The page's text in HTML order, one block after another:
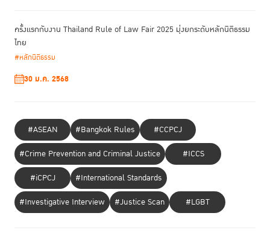
ครั้งแรกกับงาน Thailand Rule of Law Fair 2025 มุ่งยกระดับหลักนิติธรรม
ไทย
#หลักนิติธรรม
30 ม.ค. 2568
#ASEAN #Bangkok Rules
#CCPCJ
#Crime Prevention and Criminal Justice
#ICCS
#iCPCJ
#International Standards
#Investigative Interview
#Justice Scan #LGBT